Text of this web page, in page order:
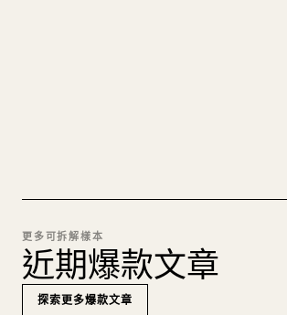
更多可拆解樣本
近期爆款文章
探索更多爆款文章